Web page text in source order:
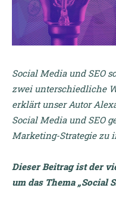
Social Media und SEO
zwei unterschiedliche
erklärt unser Autor
Social Media und SEO
Marketing-Strategie zu
Dieser Beitrag ist der
um das Thema „Social